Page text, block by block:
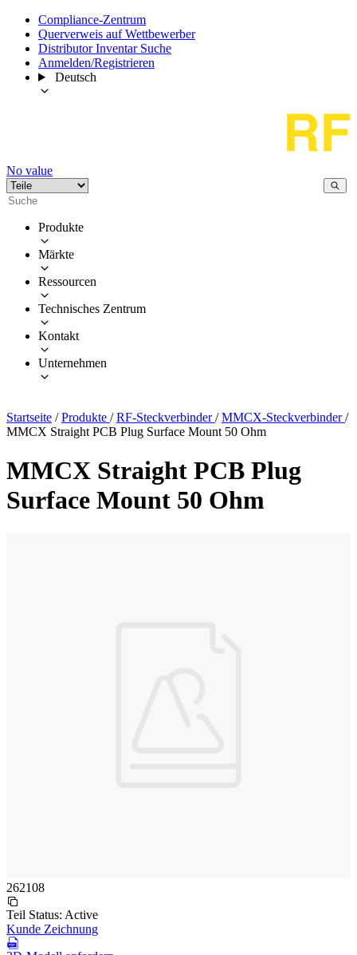
Compliance-Zentrum
Querverweis auf Wettbewerber
Distributor Inventar Suche
Anmelden/Registrieren
Deutsch
No value
Produkte
Märkte
Ressourcen
Technisches Zentrum
Kontakt
Unternehmen
Startseite / Produkte / RF-Steckverbinder/ MMCX-Steckverbinder/
MMCX Straight PCB Plug Surface Mount 50 Ohm
MMCX Straight PCB Plug
Surface Mount 50 Ohm
262108
Teil Status: Active
Kunde Zeichnung